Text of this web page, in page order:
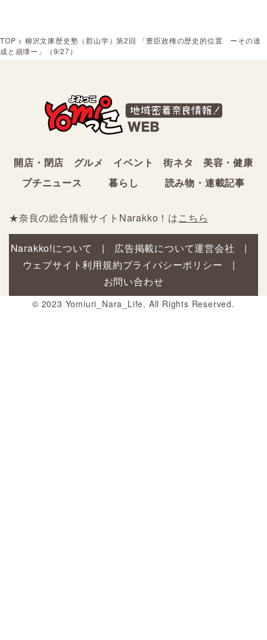
TOP > 柳沢文庫歴史塾（郡山学）第2回 「豊臣政権の歴史的位置 ーその達
成と崩壊ー」（9/27）
開店・閉店 グルメ イベント 街ネタ
美容・健康
プチニュース
暮らし 読み物・連載記事
★奈良の総合情報サイトNarakko！はこちら
Narakko!について 広告掲載について運営会社
ウェブサイト利用規約プライバシーポリシー
お問い合わせ
© 2023 Yomiuri_Nara_Life. All Rights Reserved.